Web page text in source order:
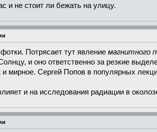
и не стоит ли бежать на улицу.
Потрясает тут явление магнитного
и оно ответственно за резкие
и мирное. Сергей Попов в популярных
и на исследования радиации в